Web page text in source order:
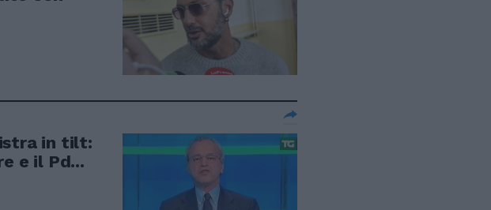
in tilt:
e il Pd...